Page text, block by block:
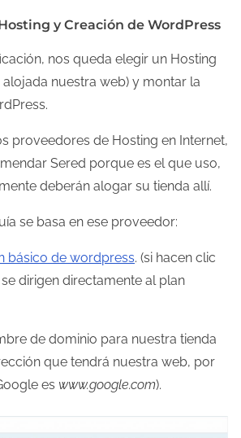
y Creación de WordPress
nos queda elegir un Hosting
nuestra web) y montar la
proveedores de Hosting en Internet,
Sered porque es el que uso,
deberán alogar su tienda allí.
se basa en ese proveedor:
básico de wordpress. (si hacen clic
dirigen directamente al plan
de dominio para nuestra tienda
que tendrá nuestra web, por
es www.google.com).